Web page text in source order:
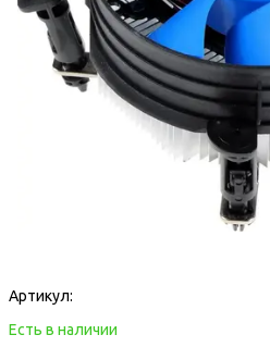
Артикул:
Есть в наличии